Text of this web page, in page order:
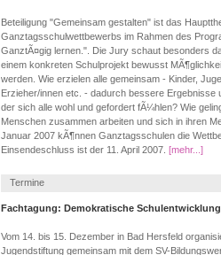
Beteiligung "Gemeinsam gestalten" ist das
Ganztagsschulwettbewerbs im Rahmen des
GanztÃ¤gig lernen.". Die Jury schaut besonders
einem konkreten Schulprojekt bewusst
werden. Wie erzielen alle gemeinsam - Kinder,
Erzieher/innen etc. - dadurch bessere Ergebnisse
der sich alle wohl und gefordert fÃ¼hlen? Wie
Menschen zusammen arbeiten und sich in ihren
Januar 2007 kÃ¶nnen Ganztagsschulen die
Einsendeschluss ist der 11. April 2007. [mehr...]
Termine
Fachtagung: Demokratische Schulentwicklung
Vom 14. bis 15. Dezember in Bad Hersfeld
Jugendstiftung gemeinsam mit dem SV-